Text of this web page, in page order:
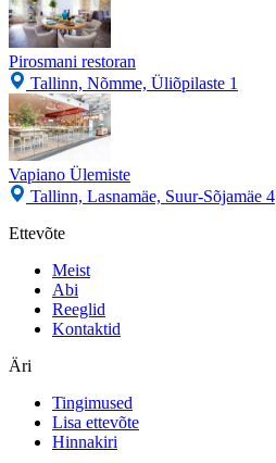
Pirosmani restoran
Tallinn, Nõmme, Üliõpilaste 1
Vapiano Ülemiste
Tallinn, Lasnamäe, Suur-Sõjamäe 4
Ettevõte
Meist
Abi
Reeglid
Kontaktid
Äri
Tingimused
Lisa ettevõte
Hinnakiri